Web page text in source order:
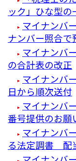
ック」ひな型の
マイナンバ
ナンバー照合で
マイナンバ
の合計表の改正
マイナンバ
日から順次送付
マイナンバ
番号提供のお願
マイナンバ
る法定調書 配